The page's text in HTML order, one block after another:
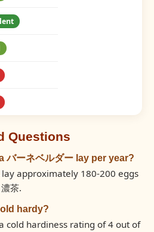
Questions
バーネベルダー lay per year?
lay approximately 180-200 eggs
茶.
hardy?
cold hardiness rating of 4 out of